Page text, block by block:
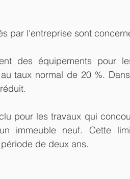
par l’entreprise sont
des équipements pour
taux normal de 20 %.
pour les travaux qui
immeuble neuf. Cette
de deux ans.